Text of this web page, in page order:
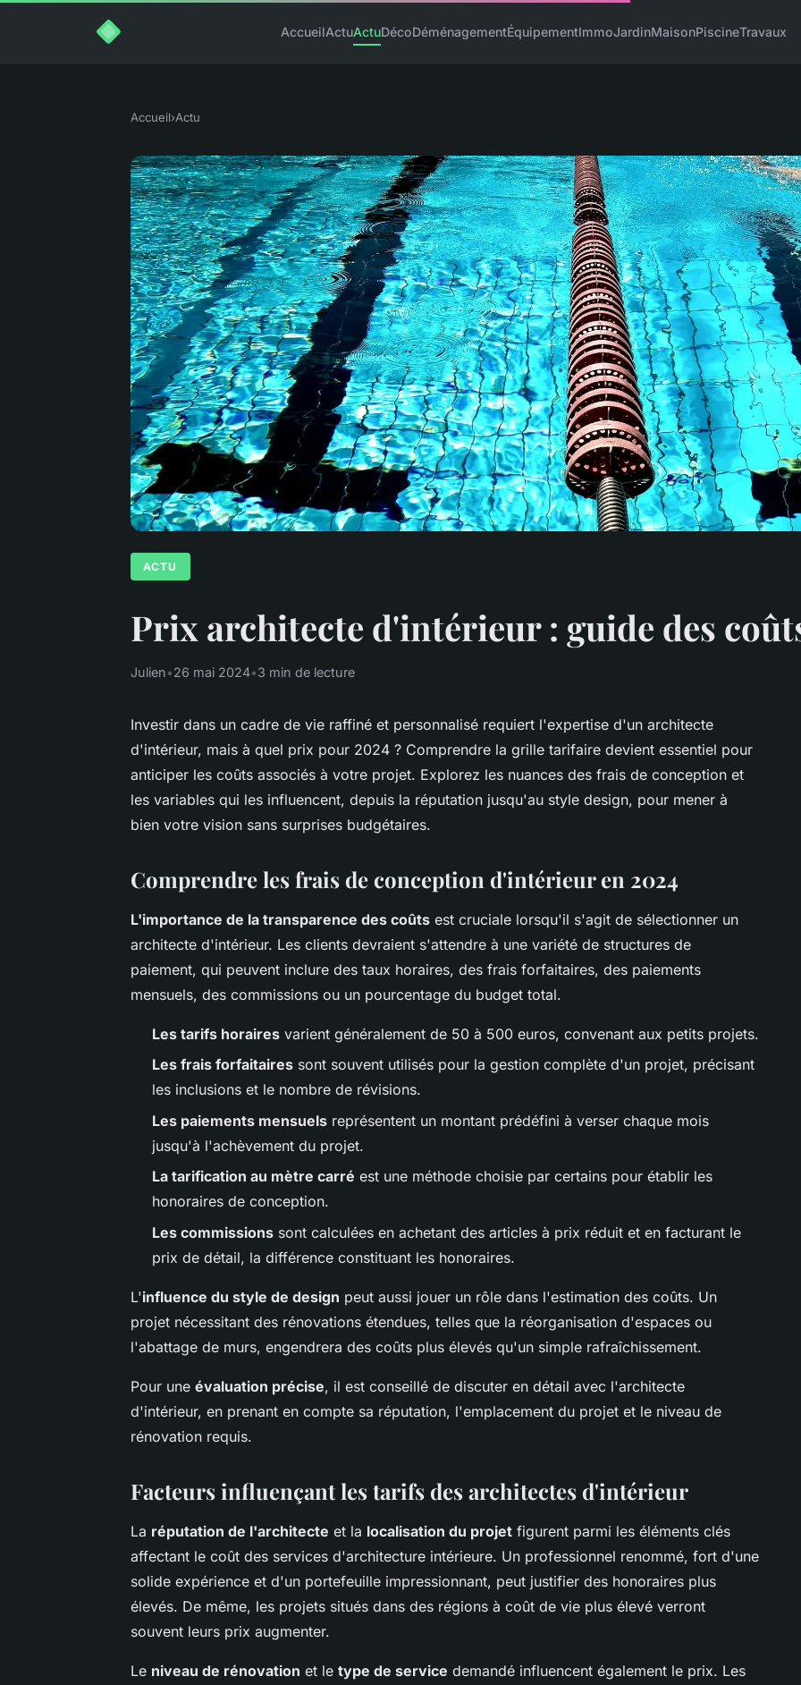
AccueilActuActuDécoDéménagementÉquipementImmoJardinMaisonPiscineTravaux
Accueil›Actu
ACTU
Prix architecte d'intérieur : guide des
Julien•26 mai 2024•3 min de lecture
Investir dans un cadre de vie raffiné et personnalisé requiert l'expertise d'un architecte
d'intérieur, mais à quel prix pour 2024 ? Comprendre la grille tarifaire devient essentiel pour
anticiper les coûts associés à votre projet. Explorez les nuances des frais de conception et
les variables qui les influencent, depuis la réputation jusqu'au style design, pour mener à
bien votre vision sans surprises budgétaires.
Comprendre les frais de conception d'intérieur en 2024
L'importance de la transparence des coûts est cruciale lorsqu'il s'agit de sélectionner un
architecte d'intérieur. Les clients devraient s'attendre à une variété de structures de
paiement, qui peuvent inclure des taux horaires, des frais forfaitaires, des paiements
mensuels, des commissions ou un pourcentage du budget total.
Les tarifs horaires varient généralement de 50 à 500 euros, convenant aux petits projets.
Les frais forfaitaires sont souvent utilisés pour la gestion complète d'un projet, précisant
les inclusions et le nombre de révisions.
Les paiements mensuels représentent un montant prédéfini à verser chaque mois
jusqu'à l'achèvement du projet.
La tarification au mètre carré est une méthode choisie par certains pour établir les
honoraires de conception.
Les commissions sont calculées en achetant des articles à prix réduit et en facturant le
prix de détail, la différence constituant les honoraires.
L'influence du style de design peut aussi jouer un rôle dans l'estimation des coûts. Un
projet nécessitant des rénovations étendues, telles que la réorganisation d'espaces ou
l'abattage de murs, engendrera des coûts plus élevés qu'un simple rafraîchissement.
Pour une évaluation précise, il est conseillé de discuter en détail avec l'architecte
d'intérieur, en prenant en compte sa réputation, l'emplacement du projet et le niveau de
rénovation requis.
Facteurs influençant les tarifs des architectes d'intérieur
La réputation de l'architecte et la localisation du projet figurent parmi les éléments clés
affectant le coût des services d'architecture intérieure. Un professionnel renommé, fort d'une
solide expérience et d'un portefeuille impressionnant, peut justifier des honoraires plus
élevés. De même, les projets situés dans des régions à coût de vie plus élevé verront
souvent leurs prix augmenter.
Le niveau de rénovation et le type de service demandé influencent également le prix. Les